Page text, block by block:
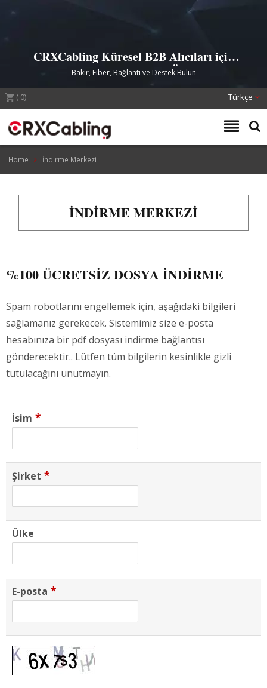
CRXCabling Küresel B2B Alıcıları için
Yapılandırılmış Kablo Ürünleri
Bakır, Fiber, Bağlantı ve Destek Bulun
( 0) Türkçe
Home İndirme Merkezi
İNDIRME MERKEZI
%100 ÜCRETSIZ DOSYA INDIRME
Spam robotlarını engellemek için, aşağıdaki bilgileri
sağlamanız gerekecek. Sistemimiz size e-posta
hesabınıza bir pdf dosyası indirme bağlantısı
gönderecektir.. Lütfen tüm bilgilerin kesinlikle gizli
tutulacağını unutmayın.
İsim *
Şirket *
Ülke
E-posta *